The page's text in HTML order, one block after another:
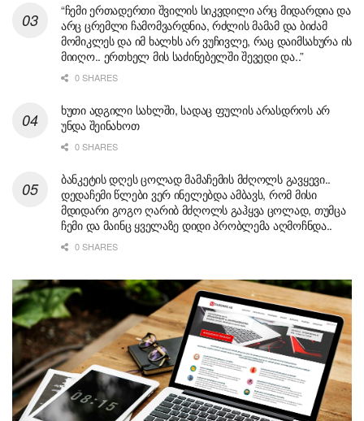
“ჩემი ერთადერთი შვილის სიკვდილი არც მიდარდია და
არც ცრემლი ჩამომვარდნია, რძლის მამამ და ბიძამ
მომიკლეს და იმ ხალხს არ ვუჩივლე, რაც დაიმსახურა ის
მიიღო.. ერთხელ მის საძინებელში შევედი და..”
0 SHARES
ხუთი ადგილი სახლში, სადაც ფულის არასდროს არ
უნდა შეინახოთ
0 SHARES
ბანკეტის დღეს ცოლად მამაჩემის მძღოლს გავყევი..
დედაჩემი წლები ვერ ინელებდა ამბავს, რომ მისი
მდიდარი გოგო ღარიბ მძღოლს გაჰყვა ცოლად, თუმცა
ჩემი და მაინც ყველაზე დიდი პრობლემა აღმოჩნდა..
0 SHARES